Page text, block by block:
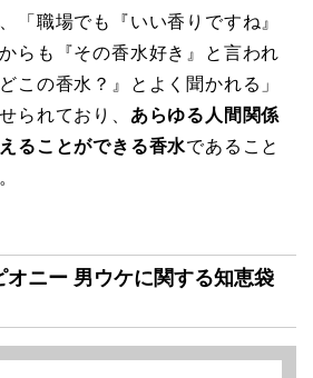
「職場でも『いい香りですね』
らも『その香水好き』と言われ
この香水？』とよく聞かれる」
られており、 あらゆる人間関係
ることができる香水であること
オニー 男ウケに関する知恵袋